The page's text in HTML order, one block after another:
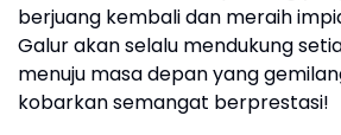
berjuang kembali dan meraih
Galur akan selalu mendukung
menuju masa depan yang
kobarkan semangat berprestasi!